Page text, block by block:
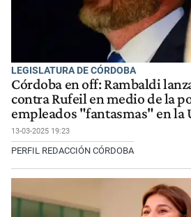
LEGISLATURA DE CÓRDOBA
Córdoba en off: Rambaldi
contra Rufeil en medio de la
empleados "fantasmas" en la
13-03-2025 19:23
PERFIL REDACCIÓN CÓRDOBA